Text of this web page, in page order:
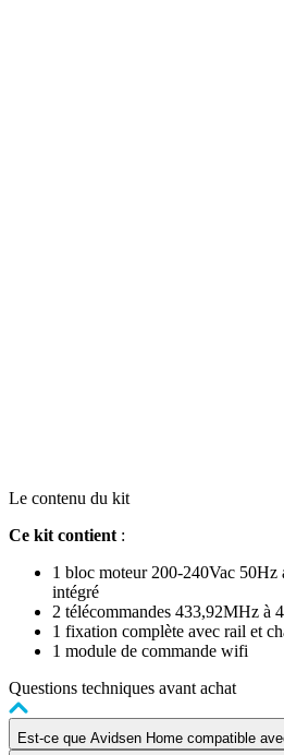
Le contenu du kit
Ce kit contient :
1 bloc moteur 200-240Vac 50Hz
intégré
2 télécommandes 433,92MHz à
1 fixation complète avec rail et
1 module de commande wifi
Questions techniques avant achat
Est-ce que Avidsen Home compatible